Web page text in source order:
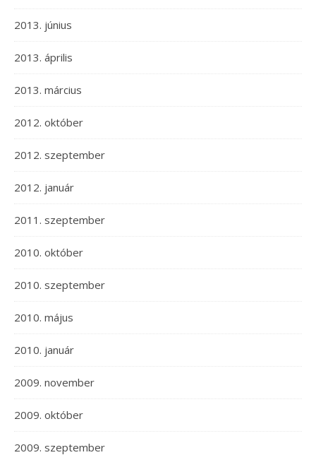
2013. június
2013. április
2013. március
2012. október
2012. szeptember
2012. január
2011. szeptember
2010. október
2010. szeptember
2010. május
2010. január
2009. november
2009. október
2009. szeptember